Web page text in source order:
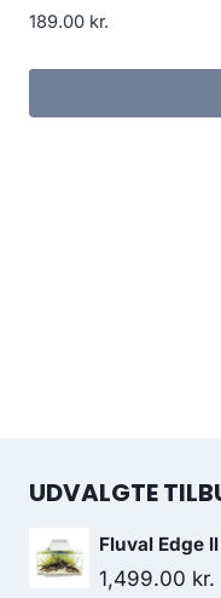
189.00 kr.
UDVALGTE
Fluval Edge
1,499.00 kr.